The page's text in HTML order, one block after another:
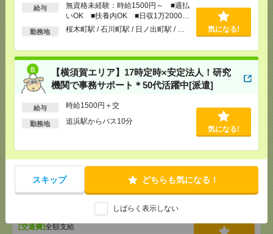
給与
無資格未経験：時給1500円～ ■週払
いOK ■扶養内OK ■日収1万2000円
以上
勤務地 桜木町駅 / 石川町駅 / 日ノ出町駅 / … 気になる!
【横須賀エリア】17時定時×安定法人！研究
機関で事務サポート＊50代活躍中[派遣]
給与 時給1500円＋交
勤務地
追浜駅からバス10分
気になる!
スキップ どちらも気になる！
しばらく表示しない
時給1500円＋交
[交通費]※交通費全額支給
1750円＊＼完全電話なし／ゆったり9:50出社！こつ
こつデータ入力[派遣]
[給 与]時給1750円
[交通費]全額支給
分
気になる！
9月×東京電力Gで電話ナシ！入力メインのお仕事[派
遣]
時給1520円 月収例 222,832円+残業代
[交通費]全額支給